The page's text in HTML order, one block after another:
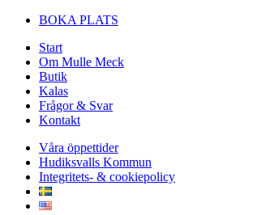
BOKA PLATS
Start
Om Mulle Meck
Butik
Kalas
Frågor & Svar
Kontakt
Våra öppettider
Hudiksvalls Kommun
Integritets- & cookiepolicy